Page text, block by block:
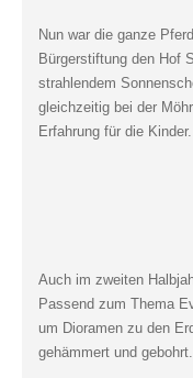
Nun war die ganze
Bürgerstiftung den Hof
strahlendem
gleichzeitig bei der
Erfahrung für die Kinder.
Auch im zweiten
Passend zum Thema
um Dioramen zu den
gehämmert und gebohrt.